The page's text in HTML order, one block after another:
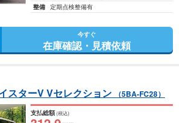
整備 定期点検整備有
今すぐ
在庫確認・見積依頼
スターV Vセレクション （5BA-FC28）
支払総額(税込)